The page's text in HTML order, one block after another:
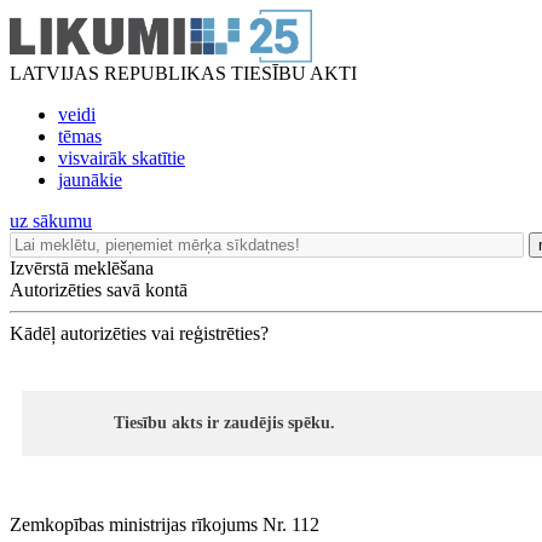
LATVIJAS REPUBLIKAS TIESĪBU AKTI
veidi
tēmas
visvairāk skatītie
jaunākie
uz sākumu
Izvērstā meklēšana
Autorizēties savā kontā
Kādēļ autorizēties vai reģistrēties?
Tiesību akts ir zaudējis spēku.
Zemkopības ministrijas rīkojums Nr. 112